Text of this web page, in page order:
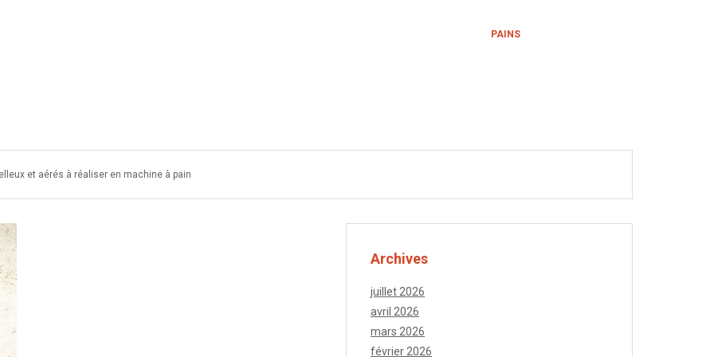
PAINS
et aérés à réaliser en machine à pain
Archives
juillet 2026
avril 2026
mars 2026
février 2026